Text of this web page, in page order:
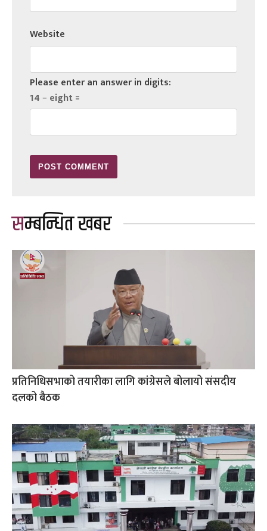
Website
Please enter an answer in digits:
14 − eight =
सम्बन्धित खबर
प्रतिनिधिसभाको तयारीका लागि कांग्रेसले बोलायो संसदीय
दलको बैठक